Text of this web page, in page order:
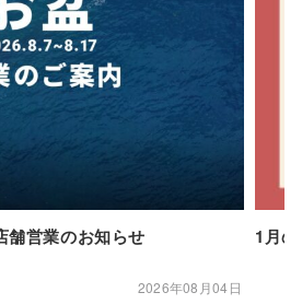
舗営業のお知らせ
2026年08月04日
1月